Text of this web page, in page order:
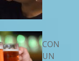
CON
UN